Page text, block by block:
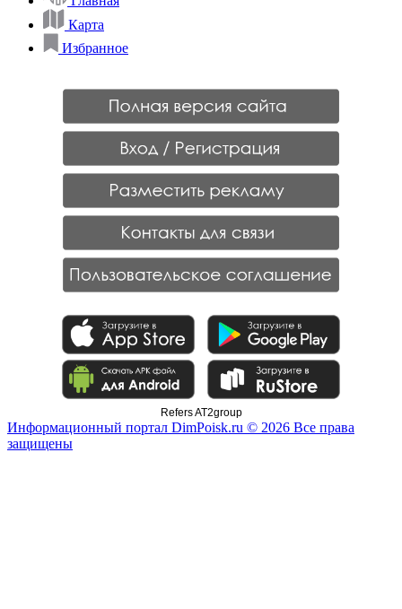
Карта
Избранное
Refers AT2group
Информационный портал DimPoisk.ru © 2026 Все права
защищены